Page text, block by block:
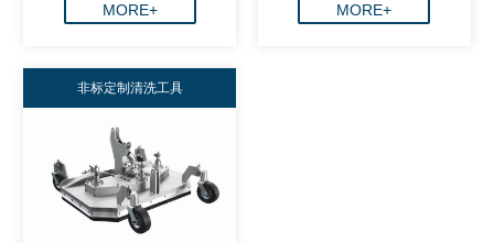
MORE+ MORE+
非标定制清洗工具